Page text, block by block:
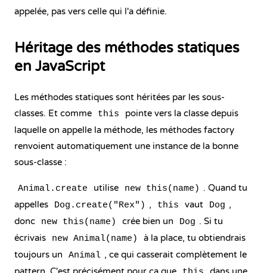
appelée, pas vers celle qui l'a définie.
Héritage des méthodes statiques
en JavaScript
Les méthodes statiques sont héritées par les sous-
classes. Et comme
this
pointe vers la classe depuis
laquelle on appelle la méthode, les méthodes factory
renvoient automatiquement une instance de la bonne
sous-classe :
Animal.create utilise new this(name) . Quand tu
appelles
Dog.create("Rex") , this vaut Dog ,
donc
new this(name) crée bien un Dog . Si tu
écrivais
new Animal(name)
à la place, tu obtiendrais
toujours un
Animal , ce qui casserait complètement le